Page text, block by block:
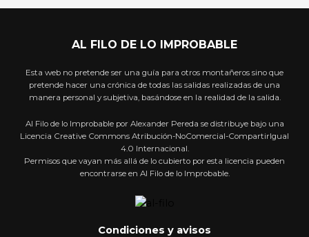
AL FILO DE LO IMPROBABLE
Esta web no pretende ser una guía para otros montañeros sino que
pretende hacer una crónica de todas las salidas realizadas de una
manera personal y subjetiva, basándose en la realidad de la salida.
Al Filo de lo Improbable por Alexander Pereda se distribuye bajo una
Licencia Creative Commons Atribución-NoComercial-CompartirIgual
4.0 Internacional.
Permisos que vayan más allá de lo cubierto por esta licencia pueden
encontrarse en Al Filo de lo Improbable.
Condiciones y avisos